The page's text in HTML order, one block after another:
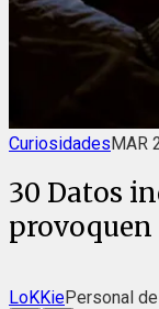
CuriosidadesMAR
30 Datos
LoKKiePersonal